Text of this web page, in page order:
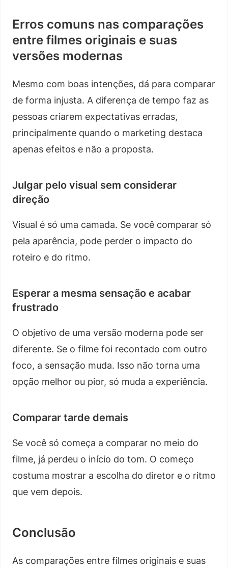
Erros comuns nas comparações
entre filmes originais e suas
versões modernas
Mesmo com boas intenções, dá para comparar
de forma injusta. A diferença de tempo faz as
pessoas criarem expectativas erradas,
principalmente quando o marketing destaca
apenas efeitos e não a proposta.
Julgar pelo visual sem considerar
direção
Visual é só uma camada. Se você comparar só
pela aparência, pode perder o impacto do
roteiro e do ritmo.
Esperar a mesma sensação e acabar
frustrado
O objetivo de uma versão moderna pode ser
diferente. Se o filme foi recontado com outro
foco, a sensação muda. Isso não torna uma
opção melhor ou pior, só muda a experiência.
Comparar tarde demais
Se você só começa a comparar no meio do
filme, já perdeu o início do tom. O começo
costuma mostrar a escolha do diretor e o ritmo
que vem depois.
Conclusão
As comparações entre filmes originais e suas